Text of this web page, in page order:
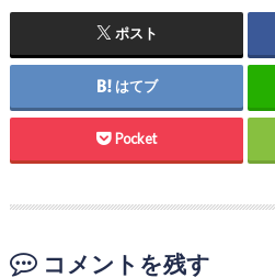
ポスト
はてブ
Pocket
コメントを残す